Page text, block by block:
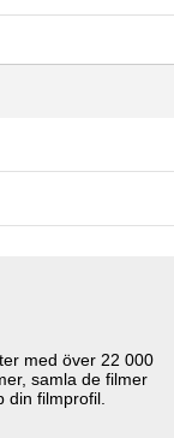
med över 22 000
samla de filmer
din filmprofil.